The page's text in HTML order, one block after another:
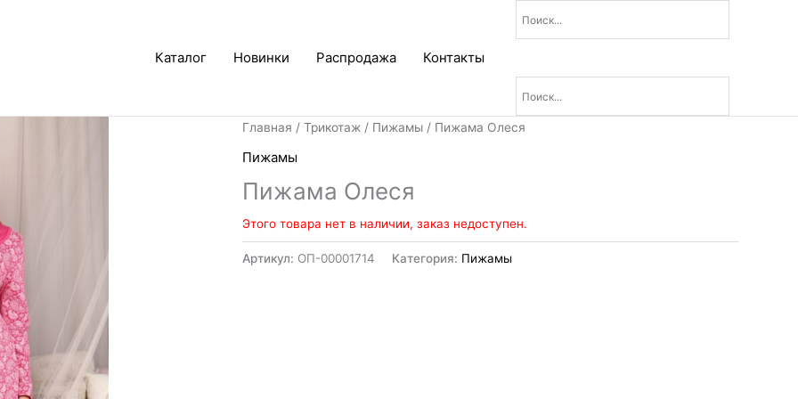
Каталог Новинки Распродажа Контакты
Главная /Трикотаж / Пижамы / Пижама Олеся
Пижамы
Пижама Олеся
Этого товара нет в наличии, заказ недоступен.
Артикул: ОП-00001714 Категория: Пижамы